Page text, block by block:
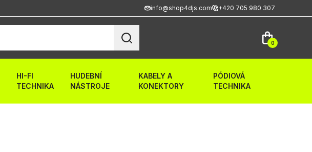
info@shop4djs.com +420 705 980 307
0
HI-FI
TECHNIKA
HUDEBNÍ
NÁSTROJE
KABELY A
KONEKTORY
PÓDIOVÁ
TECHNIKA